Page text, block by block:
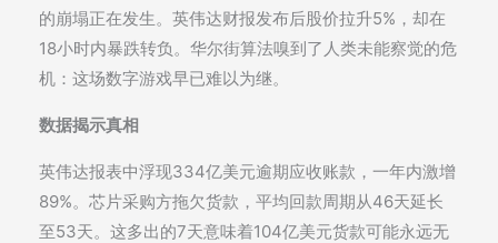
的崩塌正在发生。英伟达财报发布后股价拉升5%，却在
18小时内暴跌转负。华尔街算法嗅到了人类未能察觉的危
机：这场数字游戏早已难以为继。
数据揭示真相
英伟达报表中浮现334亿美元逾期应收账款，一年内激增
89%。芯片采购方拖欠货款，平均回款周期从46天延长
至53天。这多出的7天意味着104亿美元货款可能永远无